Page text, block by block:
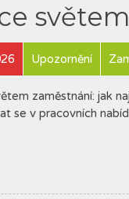
Upozornění
zaměstnání: jak
se v pracovních